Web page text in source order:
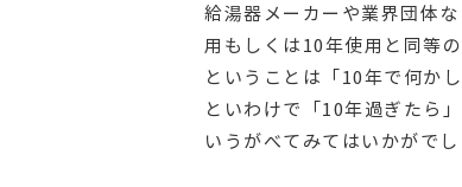
給湯器メーカーや業界団体
用もしくは10年使用と同等
ということは「10年で何か
といわけで「10年過ぎたら
いうがべてみてはいかがでし